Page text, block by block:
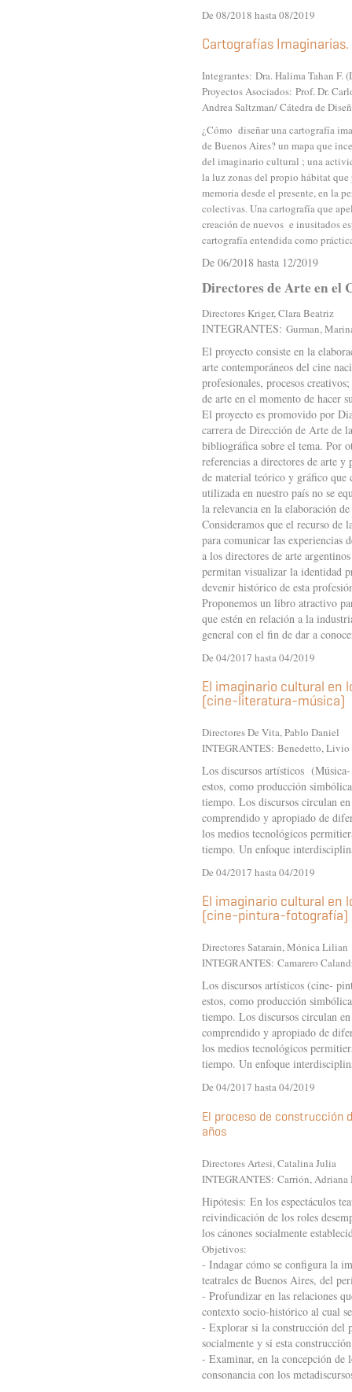
De 08/2018 hasta 08/2019
Cartografías
Integrantes: Dra. Halima Tahan F.
Proyectos Asociados: Prof. Dr.
Andrea Saltzman/ Cátedra de
¿Cómo diseñar una cartografía
de Buenos Aires? un mapa que
del imaginario cultural ; una
la luz zonas del propio hábitat que
memoria desde el presente, en la
colectivas. Una cartografía que
creación de nuevos e inusitados
cartografía entendida como
De 06/2018 hasta 12/2019
Directores de Arte en el
Directores Kriger, Clara Beatriz
INTEGRANTES: Gurman,
El proyecto consiste en la
arte contemporáneos del cine
profesionales, procesos
de arte en el momento de hacer
El proyecto es promovido por
carrera de Dirección de Arte de
bibliográfica sobre el tema. Por
referencias a directores de arte
de material teórico y gráfico que
utilizada en nuestro país no se
la relevancia en la elaboración
Consideramos que el recurso de
para comunicar las experiencias
a los directores de arte
permitan visualizar la identidad
devenir histórico de esta
Proponemos un libro atractivo
que estén en relación a la
general con el fin de dar a
De 04/2017 hasta 04/2019
El imaginario cultural en
(cine-literatura-música)
Directores De Vita, Pablo Daniel
INTEGRANTES: Benedetto,
Los discursos artísticos
estos, como producción
tiempo. Los discursos circulan
comprendido y apropiado de
los medios tecnológicos
tiempo. Un enfoque
De 04/2017 hasta 04/2019
El imaginario cultural en
(cine-pintura-fotografía)
Directores Satarain, Mónica Lilian
INTEGRANTES: Camarero
Los discursos artísticos (cine-
estos, como producción
tiempo. Los discursos circulan
comprendido y apropiado de
los medios tecnológicos
tiempo. Un enfoque
De 04/2017 hasta 04/2019
El proceso de construcción
años
Directores Artesi, Catalina Julia
INTEGRANTES: Carrión, Adriana
Hipótesis: En los espectáculos
reivindicación de los roles
los cánones socialmente
Objetivos:
- Indagar cómo se configura la
teatrales de Buenos Aires, del
- Profundizar en las relaciones
contexto socio-histórico al cual
- Explorar si la construcción del
socialmente y si esta
- Examinar, en la concepción de
consonancia con los